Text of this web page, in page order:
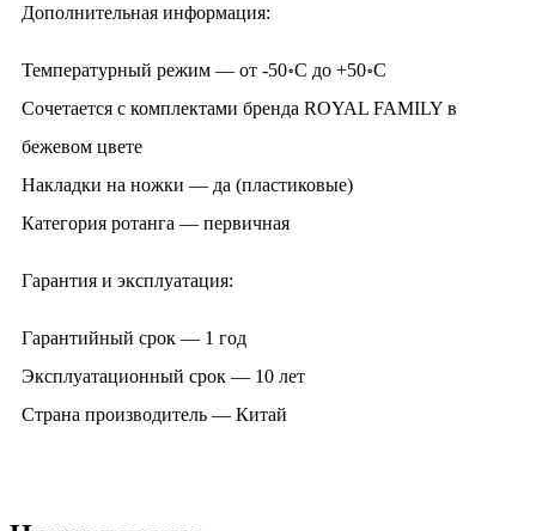
Дополнительная информация:
Температурный режим — от -50॰C до +50॰C
Сочетается с комплектами бренда ROYAL FAMILY в
бежевом цвете
Накладки на ножки — да (пластиковые)
Категория ротанга — первичная
Гарантия и эксплуатация:
Гарантийный срок — 1 год
Эксплуатационный срок — 10 лет
Страна производитель — Китай